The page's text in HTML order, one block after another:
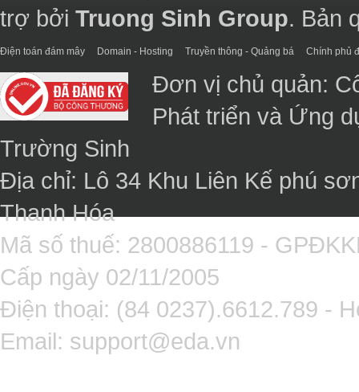
trợ bởi Truong Sinh Group. Bản
Điện toán đám mây Domain - Hosting Truyền thông - Quảng bá Chính phủ
Đơn vị chủ quản:
Phát triển và Ứng
Trường Sinh
Địa chỉ: Lô 34 Khu Liên Kế phú
Thanh Hóa
Mã số thuế: 2800886119 -
Cấp ngày 02/11/2005
Điện thoại: (84 0237).6612.789 -
Email: support@eda.vn